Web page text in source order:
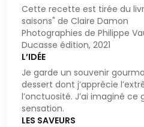
Cette recette est tirée du
saisons" de Claire Damon
Photographies de Philippe
Ducasse édition, 2021
L’IDÉE
Je garde un souvenir
dessert dont j’apprécie
l’onctuosité. J’ai imaginé
sensation.
LES SAVEURS